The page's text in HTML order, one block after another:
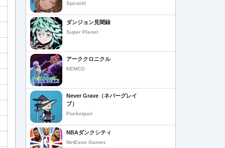
SpiralAI
ダンジョン見聞録
Super Planet
アーククロニクル
KEMCO
Never Grave（ネバーグレイ
ブ）
Pocketpair
NBAダンクシティ
NetEase Games